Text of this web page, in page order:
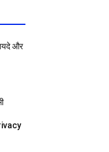
और